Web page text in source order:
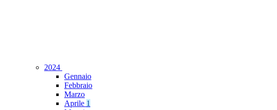
2024
Gennaio
Febbraio
Marzo
Aprile 1